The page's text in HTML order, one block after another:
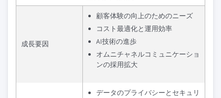
成長要因
顧客体験の向上のためのニーズ
コスト最適化と運用効率
AI技術の進歩
オムニチャネルコミュニケーショ
ンの採用拡大
データのプライバシーとセキュリ